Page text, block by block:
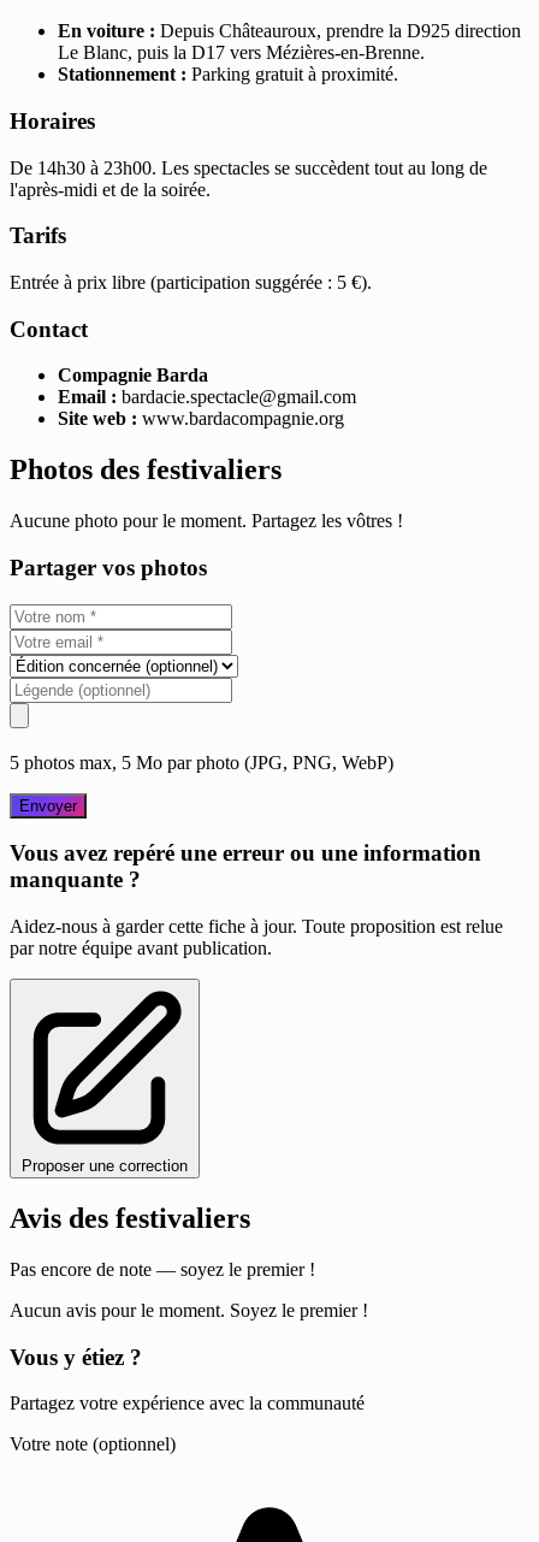
En voiture : Depuis Châteauroux, prendre la D925 direction
Le Blanc, puis la D17 vers Mézières-en-Brenne.
Stationnement : Parking gratuit à proximité.
Horaires
De 14h30 à 23h00. Les spectacles se succèdent tout au long de
l'après-midi et de la soirée.
Tarifs
Entrée à prix libre (participation suggérée : 5 €).
Contact
Compagnie Barda
Email : bardacie.spectacle@gmail.com
Site web : www.bardacompagnie.org
Photos des festivaliers
Aucune photo pour le moment. Partagez les vôtres !
Partager vos photos
5 photos max, 5 Mo par photo (JPG, PNG, WebP)
Envoyer
Vous avez repéré une erreur ou une information
manquante ?
Aidez-nous à garder cette fiche à jour. Toute proposition est relue
par notre équipe avant publication.
Proposer une correction
Avis des festivaliers
Pas encore de note — soyez le premier !
Aucun avis pour le moment. Soyez le premier !
Vous y étiez ?
Partagez votre expérience avec la communauté
Votre note (optionnel)